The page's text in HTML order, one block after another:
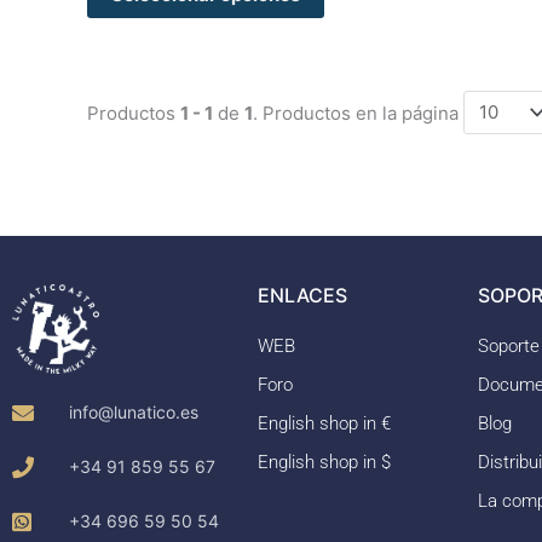
Productos 1 - 1 de 1. Productos en la página
info@lunatico.es
+34 91 859 55 67
+34 696 59 50 54
ENLACES
WEB
Foro
English shop in €
English shop in $
Soporte
Blog
La